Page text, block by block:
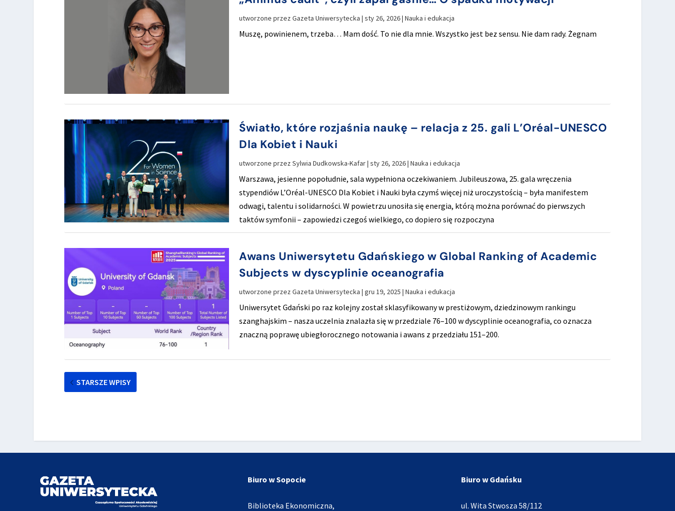
utworzone przezGazeta Uniwersytecka |sty 26, 2026|Nauka i edukacja
Muszę, powinienem, trzeba… Mam dość. To nie dla mnie. Wszystko jest bez sensu. Nie dam rady. Żegnam
Światło, które rozjaśnia naukę – relacja z 25. gali L’Oréal-UNESCO
Dla Kobiet i Nauki
utworzone przezSylwia Dudkowska-Kafar|sty 26, 2026|Nauka i edukacja
Warszawa, jesienne popołudnie, sala wypełniona oczekiwaniem. Jubileuszowa, 25. gala wręczenia
stypendiów L’Oréal-UNESCO Dla Kobiet i Nauki była czymś więcej niż uroczystością – była manifestem
odwagi, talentu i solidarności. W powietrzu unosiła się energia, którą można porównać do pierwszych
taktów symfonii – zapowiedzi czegoś wielkiego, co dopiero się rozpoczyna
Awans Uniwersytetu Gdańskiego w Global Ranking of Academic
Subjects w dyscyplinie oceanografia
utworzone przezGazeta Uniwersytecka |gru 19, 2025 |Nauka i edukacja
Uniwersytet Gdański po raz kolejny został sklasyfikowany w prestiżowym, dziedzinowym rankingu
szanghajskim – nasza uczelnia znalazła się w przedziale 76–100 w dyscyplinie oceanografia, co oznacza
znaczną poprawę ubiegłorocznego notowania i awans z przedziału 151–200.
STARSZE WPISY
Biuro w Sopocie
Biblioteka Ekonomiczna,
Biuro w Gdańsku
ul. Wita Stwosza 58/112